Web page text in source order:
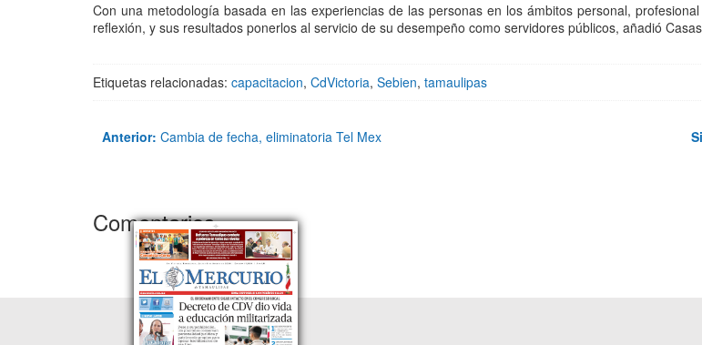
Con una metodología basada en las experiencias de las personas en los ámbitos personal,
reflexión, y sus resultados ponerlos al servicio de su desempeño como servidores públicos, añadió
Etiquetas relacionadas: capacitacion, CdVictoria, Sebien, tamaulipas
Anterior: Cambia de fecha, eliminatoria Tel Mex
Comentarios